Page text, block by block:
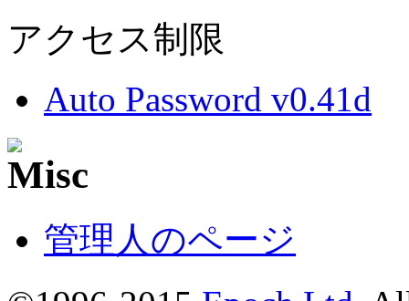
アクセス制限
Auto Password v0.41d
管理人のページ